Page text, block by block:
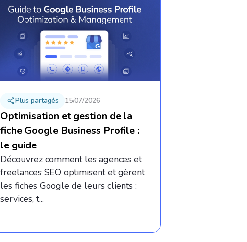
Plus partagés 15/07/2026
Optimisation et gestion de la
fiche Google Business Profile :
le guide
Découvrez comment les agences et
freelances SEO optimisent et gèrent
les fiches Google de leurs clients :
services, t...